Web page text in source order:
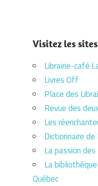
Visitez les
Librairie-café
Livres Off
Place des
Revue des
Les
Dictionnaire de
La passion
La
Québec